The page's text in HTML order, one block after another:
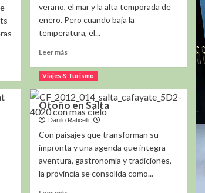
verano, el mar y la alta temporada de
enero. Pero cuando baja la
temperatura, el...
Leer másLeer
sobre
de
invierno
en
opciones
para
escapadas
y
Viajes & Turismo
Otoño en Salta
Danilo Raticelli
Con paisajes que transforman su
impronta y una agenda que integra
aventura, gastronomía y tradiciones,
la provincia se consolida como...
Leer